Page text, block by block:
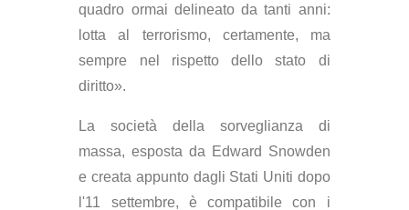
quadro ormai delineato da tanti anni:
lotta al terrorismo, certamente, ma
sempre nel rispetto dello stato di
diritto».
La società della sorveglianza di
massa, esposta da Edward Snowden
e creata appunto dagli Stati Uniti dopo
l'11 settembre, è compatibile con i